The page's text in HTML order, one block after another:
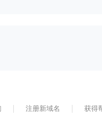
注册新域名 获得